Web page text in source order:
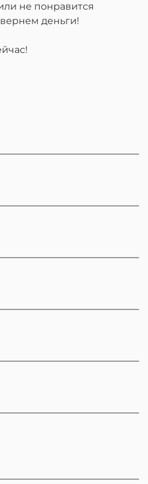
не понравится
вернем деньги!